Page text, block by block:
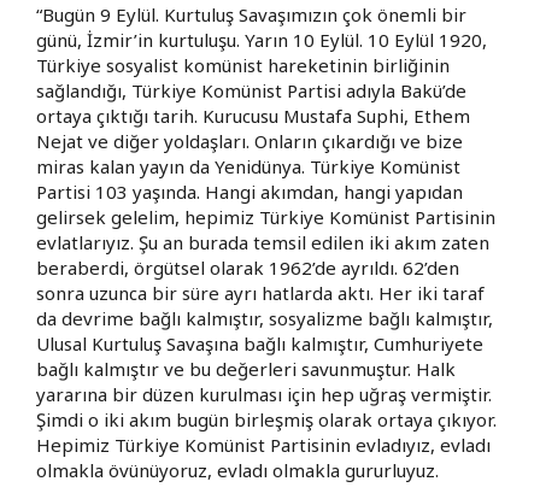
“Bugün 9 Eylül. Kurtuluş Savaşımızın çok önemli bir
günü, İzmir’in kurtuluşu. Yarın 10 Eylül. 10 Eylül 1920,
Türkiye sosyalist komünist hareketinin birliğinin
sağlandığı, Türkiye Komünist Partisi adıyla Bakü’de
ortaya çıktığı tarih. Kurucusu Mustafa Suphi, Ethem
Nejat ve diğer yoldaşları. Onların çıkardığı ve bize
miras kalan yayın da Yenidünya. Türkiye Komünist
Partisi 103 yaşında. Hangi akımdan, hangi yapıdan
gelirsek gelelim, hepimiz Türkiye Komünist Partisinin
evlatlarıyız. Şu an burada temsil edilen iki akım zaten
beraberdi, örgütsel olarak 1962’de ayrıldı. 62’den
sonra uzunca bir süre ayrı hatlarda aktı. Her iki taraf
da devrime bağlı kalmıştır, sosyalizme bağlı kalmıştır,
Ulusal Kurtuluş Savaşına bağlı kalmıştır, Cumhuriyete
bağlı kalmıştır ve bu değerleri savunmuştur. Halk
yararına bir düzen kurulması için hep uğraş vermiştir.
Şimdi o iki akım bugün birleşmiş olarak ortaya çıkıyor.
Hepimiz Türkiye Komünist Partisinin evladıyız, evladı
olmakla övünüyoruz, evladı olmakla gururluyuz.